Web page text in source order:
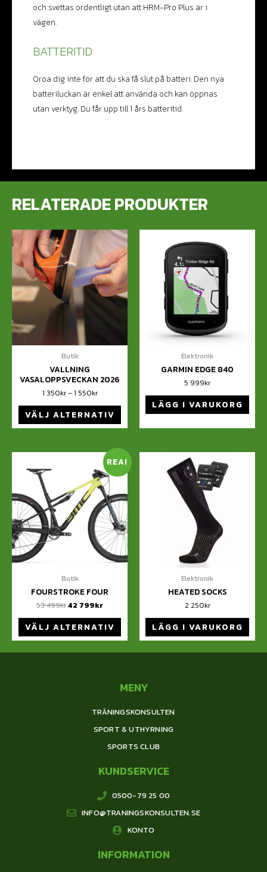
och svettas ordentligt utan att HRM-Pro Plus är i
vägen.
BATTERITID
Oroa dig inte för att du ska få slut på batteri. Den nya
batteriluckan är enkel att använda och kan öppnas
utan verktyg. Du får upp till 1 års batteritid.
RELATERADE PRODUKTER
Butik
VALLNING
VASALOPPSVECKAN 2026
1 350kr–1 550kr
VÄLJ ALTERNATIV
Elektronik
GARMIN EDGE 840
5 999kr
LÄGG I VARUKORG
REA!
Butik
FOURSTROKE FOUR
53 499kr42 799kr
VÄLJ ALTERNATIV
Elektronik
HEATED SOCKS
2 250kr
LÄGG I VARUKORG
MENY
TRÄNINGSKONSULTEN
SPORT & UTHYRNING
SPORTS CLUB
KUNDSERVICE
0500-79 25 00
INFO@TRANINGSKONSULTEN.SE
KONTO
INFORMATION